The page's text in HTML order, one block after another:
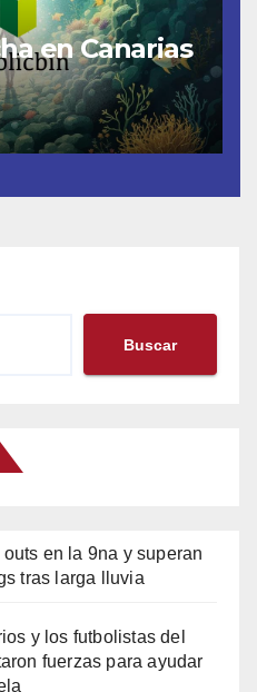
en Canarias
Buscar
en la 9na y superan
tras larga lluvia
y los futbolistas del
fuerzas para ayudar